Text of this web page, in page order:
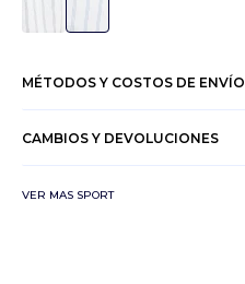
MÉTODOS Y COSTOS DE ENVÍO
CAMBIOS Y DEVOLUCIONES
VER MAS SPORT